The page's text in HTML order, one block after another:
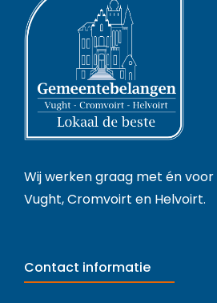
Wij werken graag met én
Vught, Cromvoirt en Helvoirt.
Contact informatie